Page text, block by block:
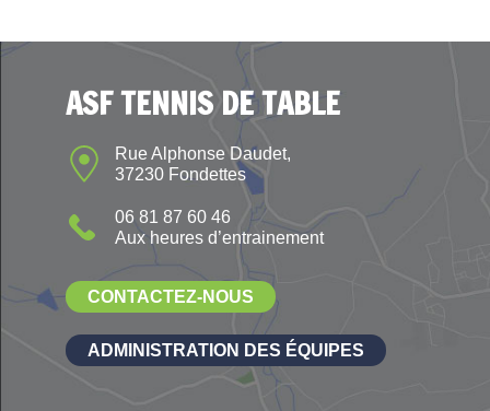
ASF TENNIS DE TABLE
Rue Alphonse Daudet,
37230 Fondettes
06 81 87 60 46
Aux heures d’entrainement
CONTACTEZ-NOUS
ADMINISTRATION DES ÉQUIPES